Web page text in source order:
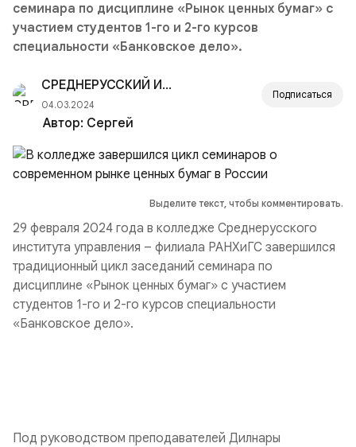
семинара по дисциплине «Рынок ценных бумаг» с
участием студентов 1-го и 2-го курсов
специальности «Банковское дело».
СРЕДНЕРУССКИЙ ИНСТИТУТ УПРАВЛЕНИЯ — РАНХиГС
04.03.2024
Подписаться
Автор: Сергей
Выделите текст, чтобы комментировать.
29 февраля 2024 года в колледже Среднерусского
института управления – филиала РАНХиГС завершился
традиционный цикл заседаний семинара по
дисциплине «Рынок ценных бумаг» с участием
студентов 1-го и 2-го курсов специальности
«Банковское дело».
Под руководством преподавателей Дилнары